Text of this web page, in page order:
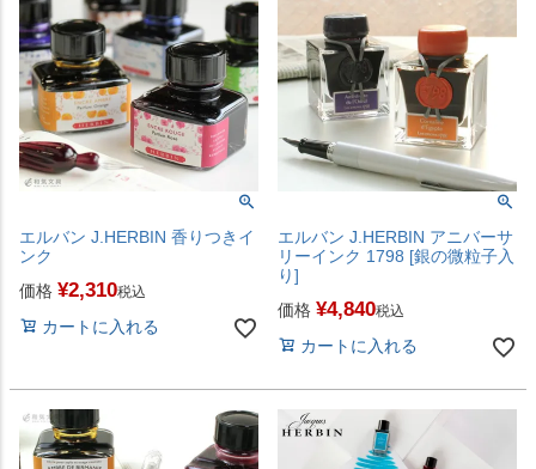
エルバン J.HERBIN 香りつきイ
ンク
価格 ¥2,310税込
カートに入れる
エルバン J.HERBIN アニバーサ
リーインク 1798 [銀の微粒子入
り]
価格 ¥4,840税込
カートに入れる